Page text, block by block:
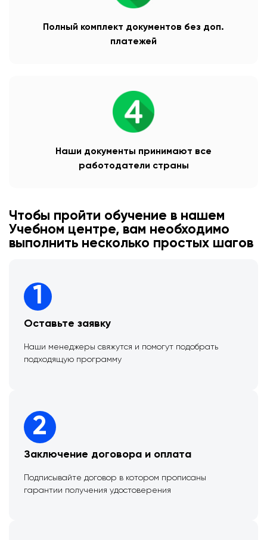
Полный комплект документов без доп.
платежей
Наши документы принимают все
работодатели страны
Чтобы пройти обучение в нашем
Учебном центре, вам необходимо
выполнить несколько простых шагов
1
Оставьте заявку
Наши менеджеры свяжутся и помогут подобрать
подходящую программу
2
Заключение договора и оплата
Подписывайте договор в котором прописаны
гарантии получения удостоверения